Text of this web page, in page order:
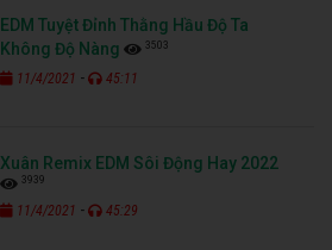
EDM Tuyệt Đỉnh Thằng Hầu Độ Ta
Không Độ Nàng
3503
11/4/2021 - 45:11
Xuân Remix EDM Sôi Động Hay 2022
3939
11/4/2021 - 45:29